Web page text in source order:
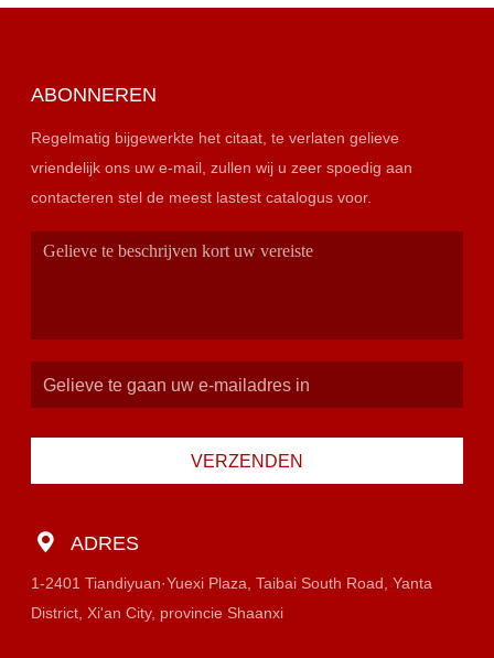
ABONNEREN
Regelmatig bijgewerkte het citaat, te verlaten gelieve
vriendelijk ons uw e-mail, zullen wij u zeer spoedig aan
contacteren stel de meest lastest catalogus voor.
VERZENDEN
ADRES
1-2401 Tiandiyuan·Yuexi Plaza, Taibai South Road, Yanta
District, Xi'an City, provincie Shaanxi